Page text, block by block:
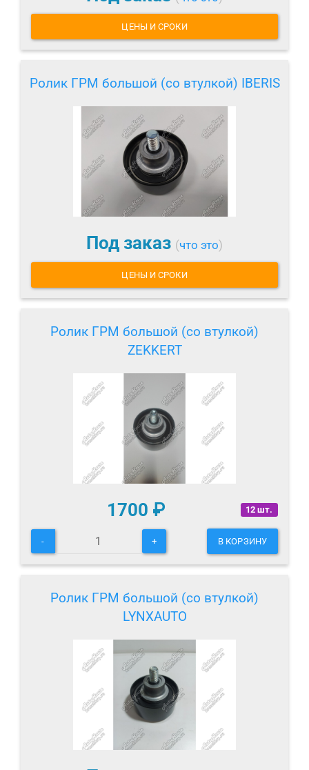
ЦЕНЫ И СРОКИ
Ролик ГРМ большой (со втулкой) IBERIS
Под заказ (что это)
ЦЕНЫ И СРОКИ
Ролик ГРМ большой (со втулкой)
ZEKKERT
12 шт.
1700 ₽
- + В КОРЗИНУ
Ролик ГРМ большой (со втулкой)
LYNXAUTO